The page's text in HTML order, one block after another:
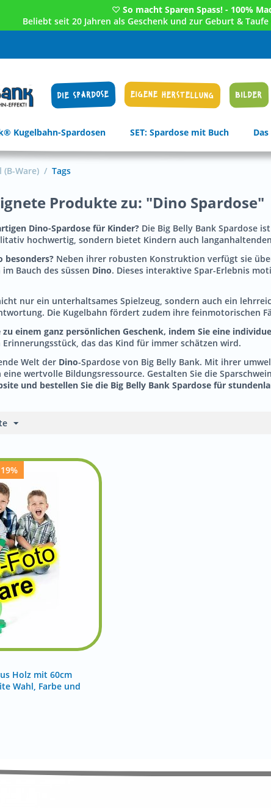
♡ So macht Sparen Spass! - 100%
Beliebt seit 20 Jahren als Geschenk und zur Geburt &
DIE SPARDOSE EIGENE HERSTELLUNG BILDER
Kugelbahn-Spardosen SET: Spardose mit Buch
(B-Ware) / Tags
Produkte zu: "Dino Spardose"
Dino-Spardose für Kinder? Die Big Belly Bank Spardose
hochwertig, sondern bietet Kindern auch
besonders? Neben ihrer robusten Konstruktion verfügt sie
Bauch des süssen Dino. Dieses interaktive Spar-Erlebnis
nur ein unterhaltsames Spielzeug, sondern auch ein
Die Kugelbahn fördert zudem ihre feinmotorischen
zu einem ganz persönlichen Geschenk, indem Sie eine
das das Kind für immer schätzen wird.
Welt der Dino-Spardose von Big Belly Bank. Mit ihrer
wertvolle Bildungsressource. Gestalten Sie die
und bestellen Sie die Big Belly Bank Spardose für
Holz mit 60cm
Wahl, Farbe und